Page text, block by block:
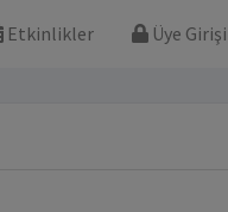
Etkinlikler Üye Girişi